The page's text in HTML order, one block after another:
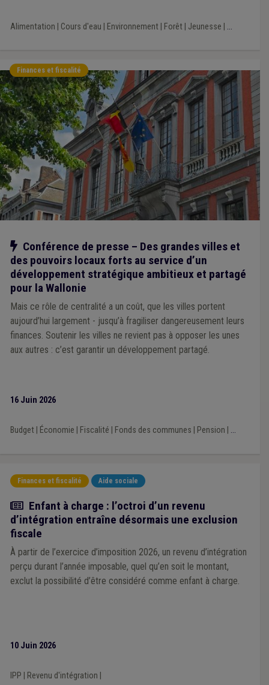
Alimentation Cours d'eau Environnement| Forêt| Jeunesse ...
Finances et fiscalité
Notre action
Conférence de presse – Des grandes villes et
des pouvoirs locaux forts au service d’un
développement stratégique ambitieux et partagé
pour la Wallonie
Mais ce rôle de centralité a un coût, que les villes portent
aujourd’hui largement - jusqu’à fragiliser dangereusement leurs
finances. Soutenir les villes ne revient pas à opposer les unes
aux autres : c’est garantir un développement partagé.
16 Juin 2026
Budget| Économie Fiscalité Fonds des communes Pension ...
Finances et fiscalité Aide sociale
Actualité
Enfant à charge : l’octroi d’un revenu
d’intégration entraîne désormais une exclusion
fiscale
À partir de l’exercice d’imposition 2026, un revenu d’intégration
perçu durant l’année imposable, quel qu’en soit le montant,
exclut la possibilité d’être considéré comme enfant à charge.
10 Juin 2026
IPP Revenu d'intégration